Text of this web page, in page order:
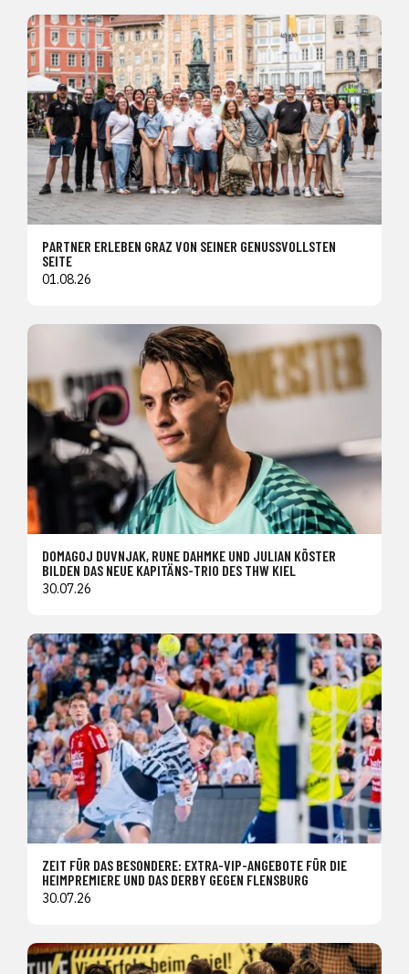
PARTNER ERLEBEN GRAZ VON SEINER GENUSSVOLLSTEN
SEITE
01.08.26
DOMAGOJ DUVNJAK, RUNE DAHMKE UND JULIAN KÖSTER
BILDEN DAS NEUE KAPITÄNS-TRIO DES THW KIEL
30.07.26
ZEIT FÜR DAS BESONDERE: EXTRA-VIP-ANGEBOTE FÜR DIE
HEIMPREMIERE UND DAS DERBY GEGEN FLENSBURG
30.07.26